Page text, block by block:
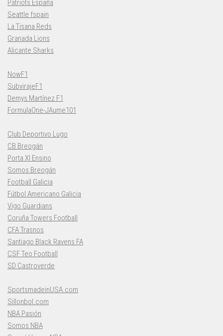
Patriots España
Seattle fspain
La Tisana Reds
Granada Lions
Alicante Sharks
NowF1
SubvirajeF1
Demys Martínez F1
FormulaOne-JAume101
Club Deportivo Lugo
CB Breogán
Porta XI Ensino
Somos Breogán
Football Galicia
Fútbol Americano Galicia
Vigo Guardians
Coruña Towers Football
CFA Trasnos
Santiago Black Ravens FA
CSF Teo Football
SD Castroverde
SportsmadeinUSA.com
Sillonbol.com
NBA Pasión
Somos NBA